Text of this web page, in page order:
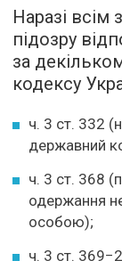
Наразі
підозру
за
кодексу
ч. 3 ст. 332
державний
ч. 3 ст. 368
одержання
особою);
ч. 3 ст.